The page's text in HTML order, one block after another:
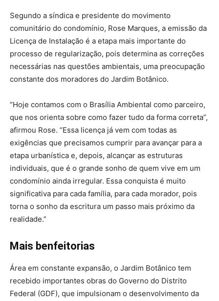
Segundo a síndica e presidente do movimento
comunitário do condomínio, Rose Marques, a emissão da
Licença de Instalação é a etapa mais importante do
processo de regularização, pois determina as correções
necessárias nas questões ambientais, uma preocupação
constante dos moradores do Jardim Botânico.
“Hoje contamos com o Brasília Ambiental como parceiro,
que nos orienta sobre como fazer tudo da forma correta”,
afirmou Rose. “Essa licença já vem com todas as
exigências que precisamos cumprir para avançar para a
etapa urbanística e, depois, alcançar as estruturas
individuais, que é o grande sonho de quem vive em um
condomínio ainda irregular. Essa conquista é muito
significativa para cada família, para cada morador, pois
torna o sonho da escritura um passo mais próximo da
realidade.”
Mais benfeitorias
Área em constante expansão, o Jardim Botânico tem
recebido importantes obras do Governo do Distrito
Federal (GDF), que impulsionam o desenvolvimento da